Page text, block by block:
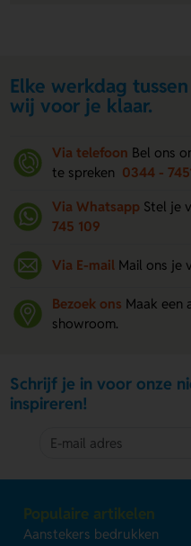
Elke werkdag
wij voor je klaar.
Via telefoon Bel ons
te spreken 0344 -
Via Whatsapp Stel je
745 109
Via E-mail Mail ons je
Bezoek ons Maak een
showroom.
Schrijf je in voor onze
inspireren!
Populaire artikelen
Aanstekers bedrukken